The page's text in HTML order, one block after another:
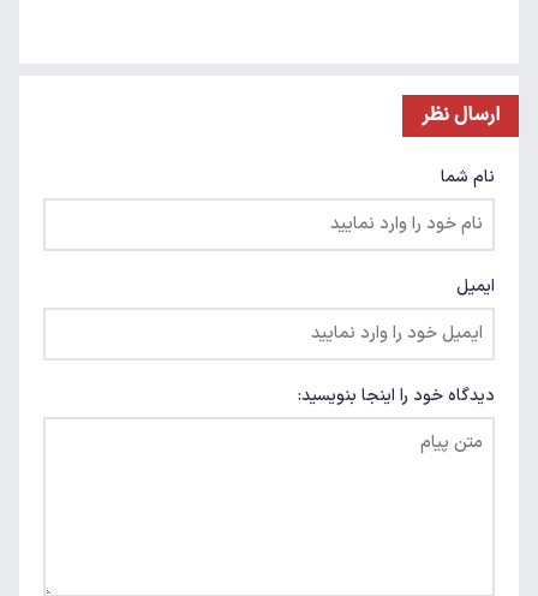
ارسال نظر
نام شما
ایمیل
دیدگاه خود را اینجا بنویسید: